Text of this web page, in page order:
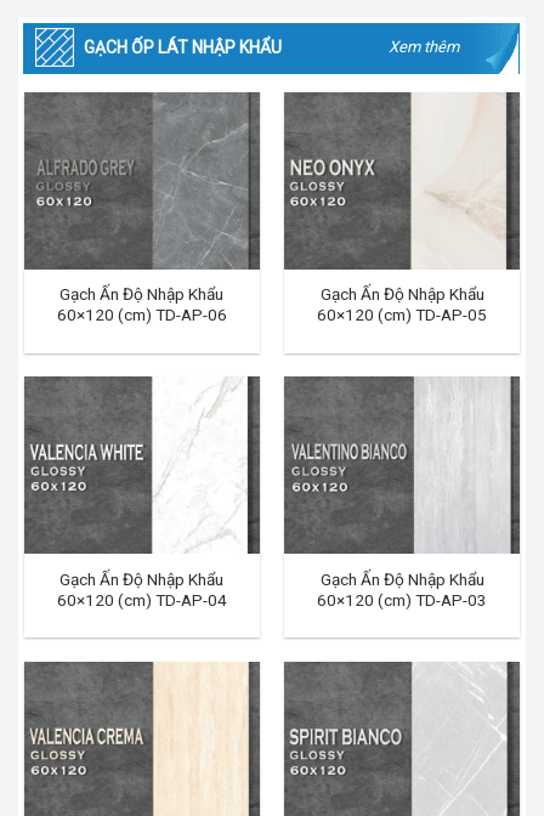
GẠCH ỐP LÁT NHẬP KHẨU Xem thêm
Gạch Ấn Độ Nhập Khẩu
60×120 (cm) TD-AP-06
Gạch Ấn Độ Nhập Khẩu
60×120 (cm) TD-AP-05
Gạch Ấn Độ Nhập Khẩu
60×120 (cm) TD-AP-04
Gạch Ấn Độ Nhập Khẩu
60×120 (cm) TD-AP-03